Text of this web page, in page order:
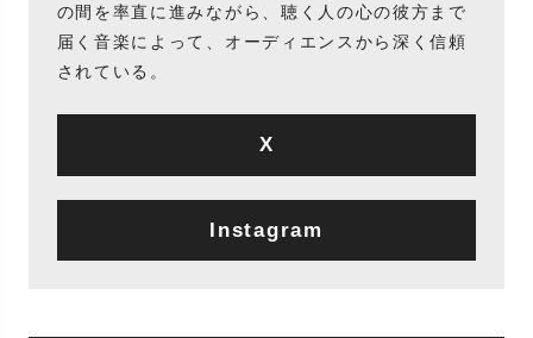
の間を率直に進みながら、聴く人の心の彼方まで
届く音楽によって、オーディエンスから深く信頼
されている。
X
Instagram